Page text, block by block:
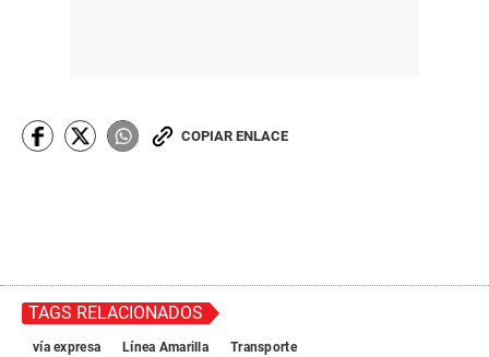
COPIAR ENLACE
TAGS RELACIONADOS
vía expresa Línea Amarilla Transporte